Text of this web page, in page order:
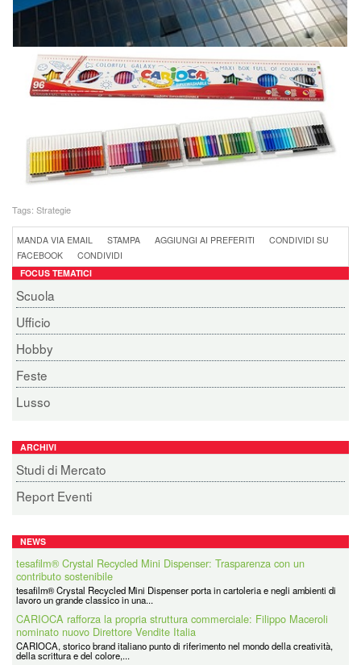
Tags: Strategie
MANDA VIA EMAIL STAMPA AGGIUNGI AI PREFERITI
CONDIVIDI SU
FACEBOOK
CONDIVIDI
FOCUS TEMATICI
Scuola
Ufficio
Hobby
Feste
Lusso
ARCHIVI
Studi di Mercato
Report Eventi
NEWS
tesafilm® Crystal Recycled Mini Dispenser: Trasparenza con un
contributo sostenibile
tesafilm® Crystal Recycled Mini Dispenser porta in cartoleria e negli ambienti di
lavoro un grande classico in una...
CARIOCA rafforza la propria struttura commerciale: Filippo Maceroli
nominato nuovo Direttore Vendite Italia
CARIOCA, storico brand italiano punto di riferimento nel mondo della creatività,
della scrittura e del colore,...
IL GRANDE EVENTO PER I 50 ANNI COLOROSA UNA FESTA
DELLA CREATIVITA’ E DELLA CARTOLERIA
Il 31 marzo 1976 Luigi Rioli fondava l’azienda. Cinquant’anni dopo - stesso mese e
stesso giorno - i figli Angelo,...